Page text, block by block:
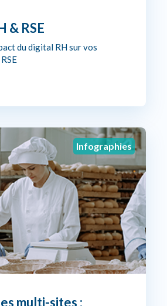
& RSE
du digital RH sur vos
Infographies
multi-sites :